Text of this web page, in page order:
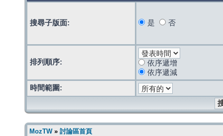
搜尋子版面: 是 否
排列順序:
依序遞增
依序遞減
時間範圍:
MozTW» 討論區首頁